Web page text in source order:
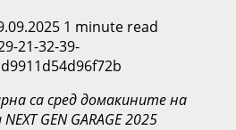
1 minute read
са сред домакините на
GEN GARAGE 2025